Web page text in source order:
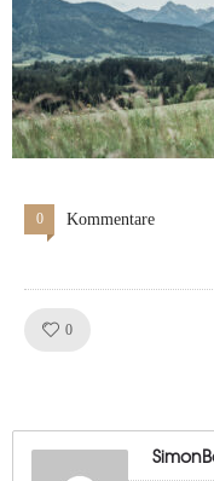
0 Kommentare
0